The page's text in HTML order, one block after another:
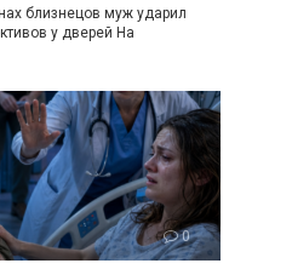
близнецов муж ударил
у дверей На
0